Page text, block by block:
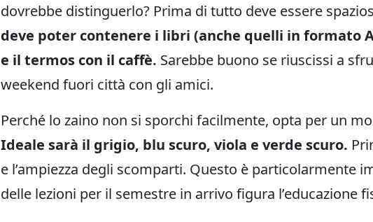
dovrebbe distinguerlo? Prima di tutto deve essere
deve poter contenere i libri (anche quelli in formato
e il termos con il caffè. Sarebbe buono se riuscissi a
weekend fuori città con gli amici.
Perché lo zaino non si sporchi facilmente, opta per un
Ideale sarà il grigio, blu scuro, viola e verde scuro.
e l’ampiezza degli scomparti. Questo è particolarmente
delle lezioni per il semestre in arrivo figura l’educazione